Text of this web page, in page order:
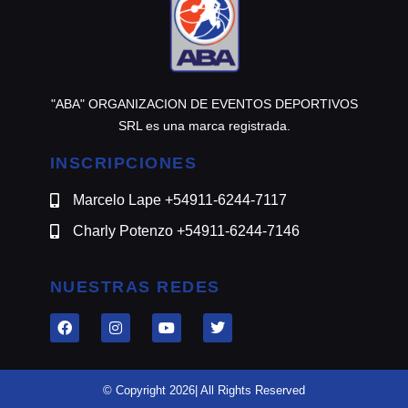
"ABA" ORGANIZACION DE EVENTOS DEPORTIVOS
SRL es una marca registrada.
INSCRIPCIONES
Marcelo Lape +54911-6244-7117
Charly Potenzo +54911-6244-7146
NUESTRAS REDES
© Copyright 2026| All Rights Reserved